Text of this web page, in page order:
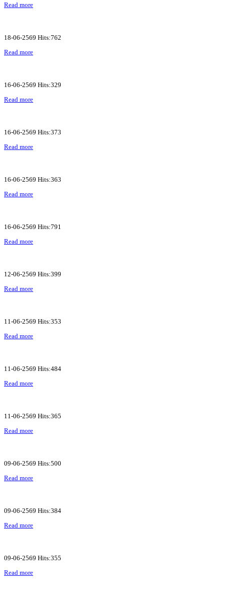
Read more
18-06-2569 Hits:762
Read more
16-06-2569 Hits:329
Read more
16-06-2569 Hits:373
Read more
16-06-2569 Hits:363
Read more
16-06-2569 Hits:791
Read more
12-06-2569 Hits:399
Read more
11-06-2569 Hits:353
Read more
11-06-2569 Hits:484
Read more
11-06-2569 Hits:365
Read more
09-06-2569 Hits:500
Read more
09-06-2569 Hits:384
Read more
09-06-2569 Hits:355
Read more